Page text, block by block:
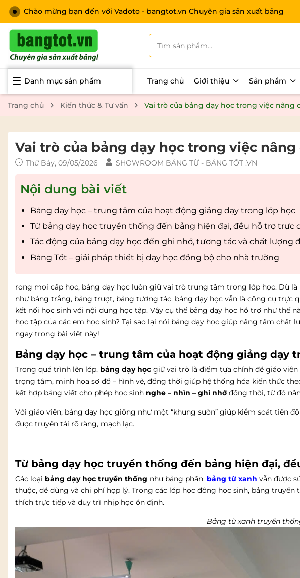
Chào mừng bạn đến với Vadoto - bangtot.vn Chuyên gia sản xuất bảng
Danh mục sản phẩm Trang chủ Giới thiệu Sản phẩm
Trang chủ Kiến thức & Tư vấn Vai trò của bảng dạy học trong việc nâng
Vai trò của bảng dạy học trong việc
Thứ Bảy, 09/05/2026 SHOWROOM BẢNG TỪ - BẢNG TỐT .VN
Nội dung bài viết
Bảng dạy học – trung tâm của hoạt động giảng dạy trong lớp học
Từ bảng dạy học truyền thống đến bảng hiện đại, đều hỗ trợ trực
Tác động của bảng dạy học đến ghi nhớ, tương tác và chất lượng
Bảng Tốt – giải pháp thiết bị dạy học đồng bộ cho nhà trường
rong mọi cấp học, bảng dạy học luôn giữ vai trò trung tâm trong lớp học. Dù
như bảng trắng, bảng trượt, bảng tương tác, bảng dạy học vẫn là công cụ trực
kết nối học sinh với nội dung học tập. Vậy cụ thể bảng dạy học hỗ trợ như thế
học tập của các em học sinh? Tại sao lại nói bảng dạy học giúp nâng tầm chất
ngay trong bài viết này!
Bảng dạy học – trung tâm của hoạt động giảng dạy
Trong quá trình lên lớp, bảng dạy học giữ vai trò là điểm tựa chính để giáo
trọng tâm, minh họa sơ đồ – hình vẽ, đồng thời giúp hệ thống hóa kiến thức
kết hợp bảng viết cho phép học sinh nghe – nhìn – ghi nhớ đồng thời, từ đó
Với giáo viên, bảng dạy học giống như một “khung sườn” giúp kiểm soát tiến
được truyền tải rõ ràng, mạch lạc.
Từ bảng dạy học truyền thống đến bảng hiện đại,
Các loại bảng dạy học truyền thống như bảng phấn, bảng từ xanh vẫn được
thuộc, dễ dùng và chi phí hợp lý. Trong các lớp học đông học sinh, bảng
thích trực tiếp và duy trì nhịp học ổn định.
Bảng từ xanh truyền